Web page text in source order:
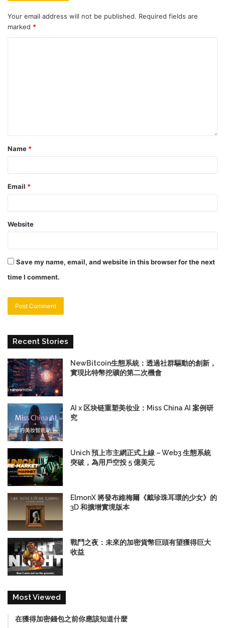
Your email address will not be published. Required fields are
marked *
Name *
Email *
Website
Save my name, email, and website in this browser for the next
time I comment.
Recent Stories
NewBitcoin生態系統：透過社群驅動的創新，
實現比特幣挖礦的第二次機會
AI x 区块链重塑美妆业：Miss China AI 案例研
究
Unich 預上市主網正式上線－Web3 生態系統
突破，為用戶空投 5 億美元
ElmonX 將發布維梅爾《戴珍珠耳環的少女》的
3D 和擴增實境版本
戰鬥之夜：未來的加密貨幣巨頭有望獲得巨大
收益
Most Viewed
在獲得加密錢包之前你應該知道什麼